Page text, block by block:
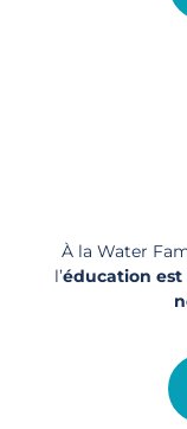
À la Water
l’éducation